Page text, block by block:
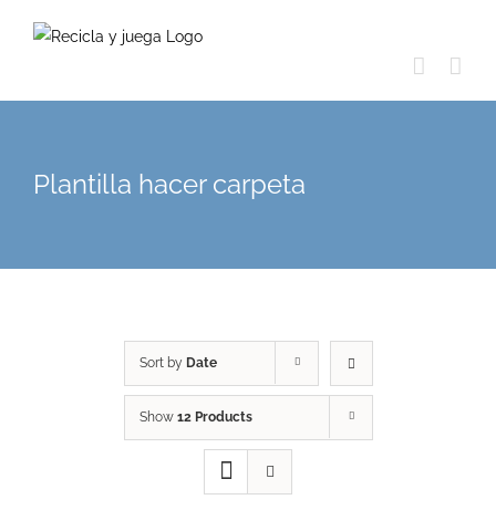
Plantilla hacer carpeta
Sort by Date
Show 12 Products